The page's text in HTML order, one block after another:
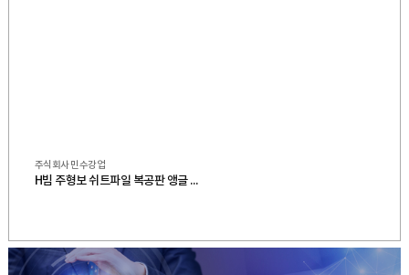
주식회사 민수강업
H빔 주형보 쉬트파일 복공판 앵글 스크류잭 유압잭 앵글잭 ㄱ앵글 중고철강